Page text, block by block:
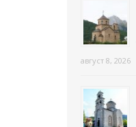
август 8, 2026